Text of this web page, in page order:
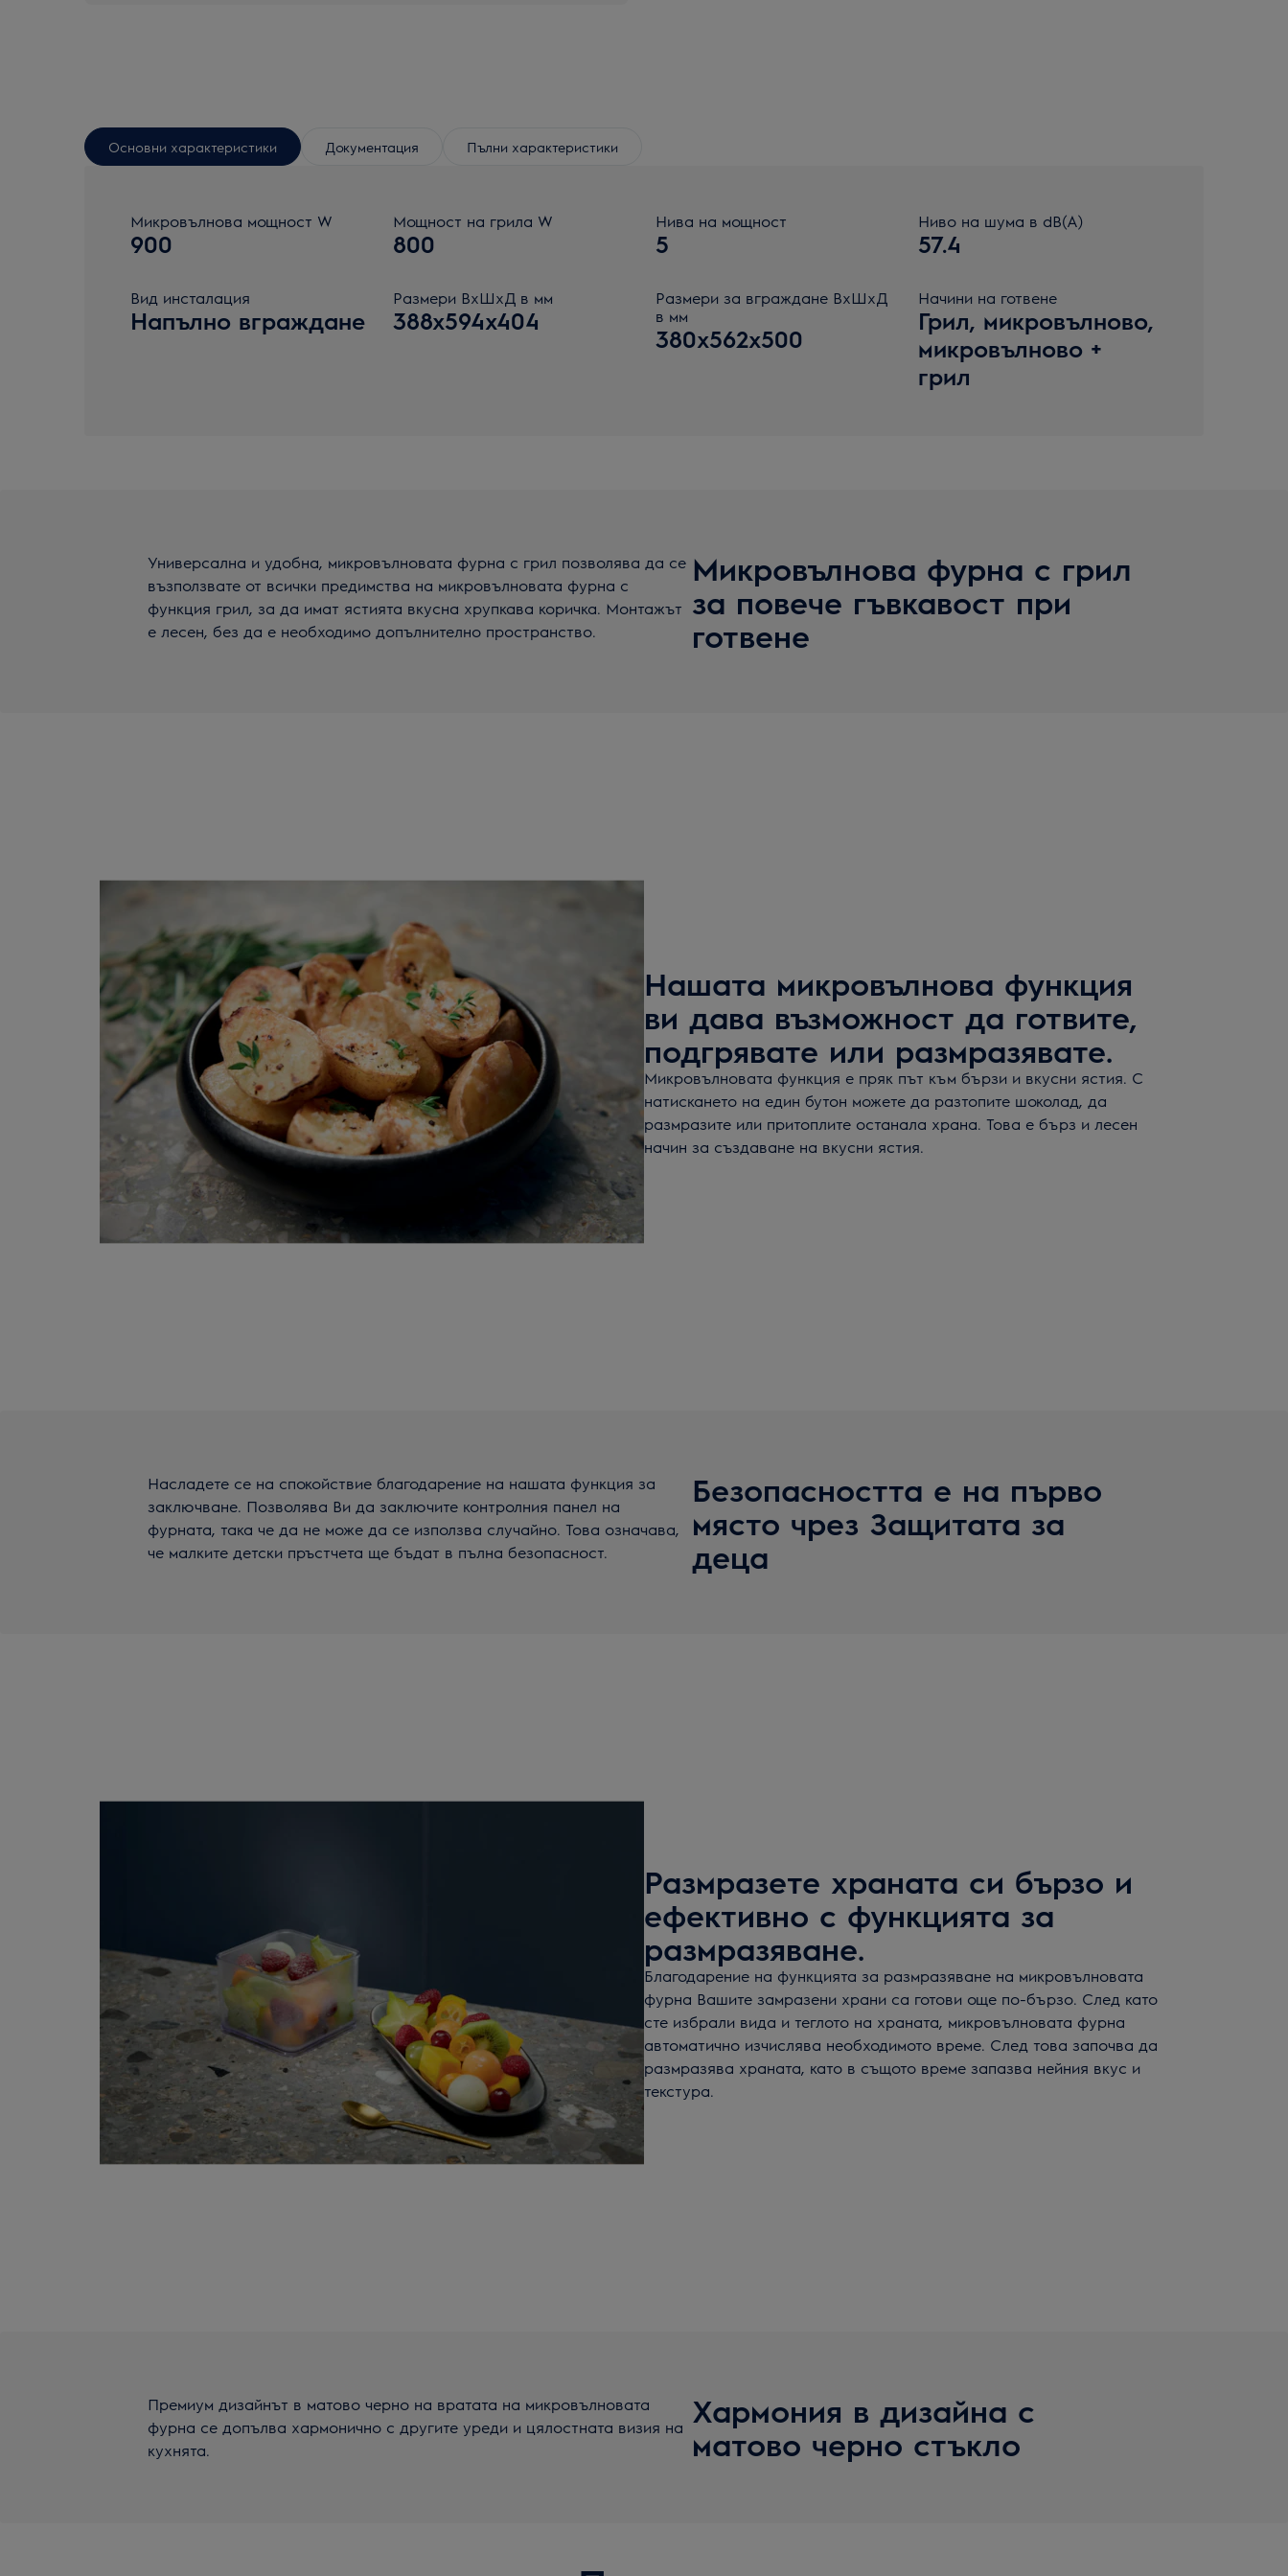
Основни характеристики Документация Пълни характеристики
Микровълнова мощност W
900
Мощност на грила W
800
Нива на мощност
5
Ниво на шума в dB(A)
57.4
Вид инсталация
Напълно вграждане
Размери ВxШxД в мм
388x594x404
Размери за вграждане ВxШxД
в мм
380x562x500
Начини на готвене
Грил, микровълново,
микровълново +
грил
Микровълнова фурна с грил
за повече гъвкавост при
готвене
Универсална и удобна, микровълновата фурна с грил позволява да се
възползвате от всички предимства на микровълновата фурна с
функция грил, за да имат ястията вкусна хрупкава коричка. Монтажът
е лесен, без да е необходимо допълнително пространство.
Нашата микровълнова функция
ви дава възможност да готвите,
подгрявате или размразявате.
Микровълновата функция е пряк път към бързи и вкусни ястия. С
натискането на един бутон можете да разтопите шоколад, да
размразите или притоплите останала храна. Това е бърз и лесен
начин за създаване на вкусни ястия.
Безопасността е на първо
място чрез Защитата за
деца
Насладете се на спокойствие благодарение на нашата функция за
заключване. Позволява Ви да заключите контролния панел на
фурната, така че да не може да се използва случайно. Това означава,
че малките детски пръстчета ще бъдат в пълна безопасност.
Размразете храната си бързо и
ефективно с функцията за
размразяване.
Благодарение на функцията за размразяване на микровълновата
фурна Вашите замразени храни са готови още по-бързо. След като
сте избрали вида и теглото на храната, микровълновата фурна
автоматично изчислява необходимото време. След това започва да
размразява храната, като в същото време запазва нейния вкус и
текстура.
Хармония в дизайна с
матово черно стъкло
Премиум дизайнът в матово черно на вратата на микровълновата
фурна се допълва хармонично с другите уреди и цялостната визия на
кухнята.